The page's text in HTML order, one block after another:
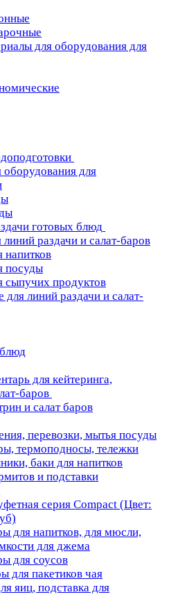
для оборудования для
для
готовых блюд
раздачи и салат-баров
напитков
посуды
сыпучих продуктов
линий раздачи и салат-
для кейтеринга,
баров
и салат баров
перевозки, мытья посуды
термоподносы, тележки
баки для напитков
и подставки
серия Compact (Цвет:
для напитков, для мюсли,
для джема
для соусов
для пакетиков чая
яиц, подставка для